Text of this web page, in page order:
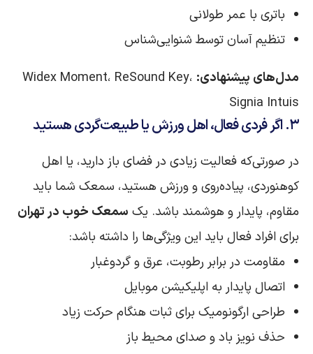
باتری با عمر طولانی
تنظیم آسان توسط شنوایی‌شناس
مدل‌های پیشنهادی: Widex Moment، ReSound Key،
Signia Intuis
۳. اگر فردی فعال، اهل ورزش یا طبیعت‌گردی هستید
در صورتی‌که فعالیت زیادی در فضای باز دارید، یا اهل
کوهنوردی، پیاده‌روی و ورزش هستید، سمعک شما باید
مقاوم، پایدار و هوشمند باشد. یک سمعک خوب در تهران
برای افراد فعال باید این ویژگی‌ها را داشته باشد:
مقاومت در برابر رطوبت، عرق و گردوغبار
اتصال پایدار به اپلیکیشن موبایل
طراحی ارگونومیک برای ثبات هنگام حرکت زیاد
حذف نویز باد و صدای محیط باز